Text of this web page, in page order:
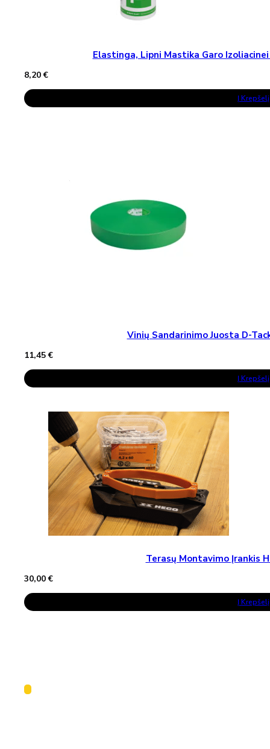
Elastinga, Lipni Mastika Garo Izoliacinei
8,20€
Į Krepšelį
Vinių Sandarinimo Juosta D-
11,45€
Į Krepšelį
Terasų Montavimo Įrankis
30,00€
Į Krepšelį